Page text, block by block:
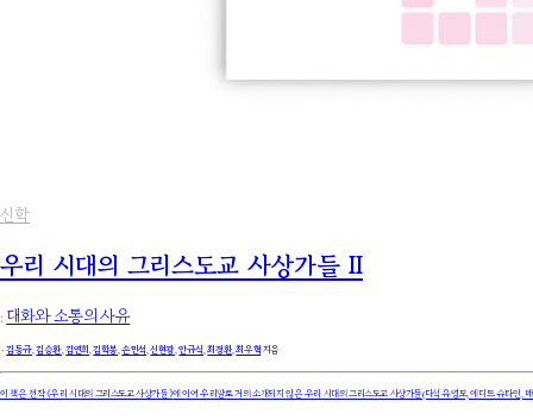
신학
우리 시대의 그리스도교 사상가들 II
: 대화와 소통의 사유
۰김동규,김승환,김연희,김학봉,손민석,신현광,안규식,최경환,최우혁 지음
이 책은 전작《우리 시대의 그리스도교 사상가들》에 이어 우리말로 거의 소개되지 않은 우리 시대의 그리스도교 사상가들(다석 유영모, 에디트 슈타인,